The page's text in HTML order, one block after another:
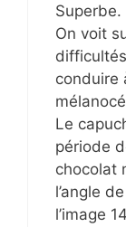
Superbe.
On voit
conduire
Le
période
chocolat
l’angle
l’image